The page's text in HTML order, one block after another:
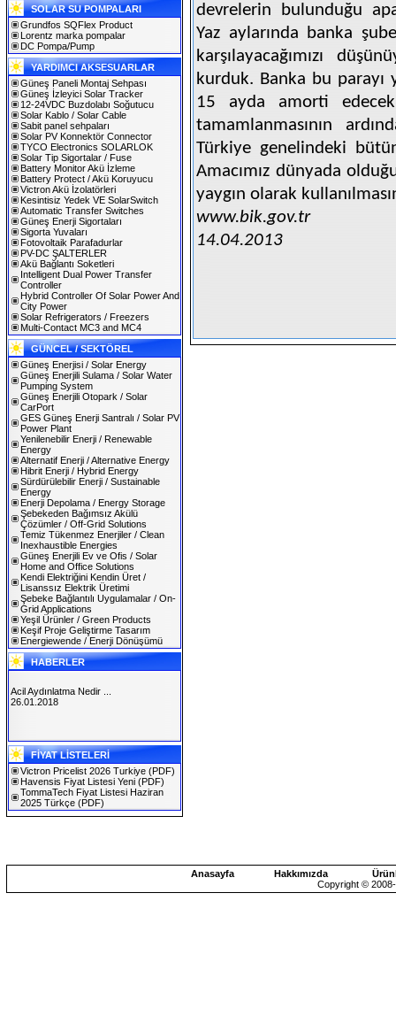
SOLAR SU POMPALARI
Grundfos SQFlex Product
Lorentz marka pompalar
DC Pompa/Pump
YARDIMCI AKSESUARLAR
Güneş Paneli Montaj Sehpası
Güneş İzleyici Solar Tracker
12-24VDC Buzdolabı Soğutucu
Solar Kablo / Solar Cable
Sabit panel sehpaları
Solar PV Konnektör Connector
TYCO Electronics SOLARLOK
Solar Tip Sigortalar / Fuse
Battery Monitor Akü İzleme
Battery Protect / Akü Koruyucu
Victron Akü İzolatörleri
Kesintisiz Yedek VE SolarSwitch
Automatic Transfer Switches
Güneş Enerji Sigortaları
Sigorta Yuvaları
Fotovoltaik Parafadurlar
PV-DC ŞALTERLER
Akü Bağlantı Soketleri
Intelligent Dual Power Transfer
Controller
Hybrid Controller Of Solar Power And
City Power
Solar Refrigerators / Freezers
Multi-Contact MC3 and MC4
GÜNCEL / SEKTÖREL
Güneş Enerjisi / Solar Energy
Güneş Enerjili Sulama / Solar Water
Pumping System
Güneş Enerjili Otopark / Solar
CarPort
GES Güneş Enerji Santralı / Solar PV
Power Plant
Yenilenebilir Enerji / Renewable
Energy
Alternatif Enerji / Alternative Energy
Hibrit Enerji / Hybrid Energy
Sürdürülebilir Enerji / Sustainable
Energy
Enerji Depolama / Energy Storage
Şebekeden Bağımsız Akülü
Çözümler / Off-Grid Solutions
Temiz Tükenmez Enerjiler / Clean
Inexhaustible Energies
Güneş Enerjili Ev ve Ofis / Solar
Home and Office Solutions
Kendi Elektriğini Kendin Üret /
Lisanssız Elektrik Üretimi
Şebeke Bağlantılı Uygulamalar / On-
Grid Applications
Yeşil Ürünler / Green Products
Keşif Proje Geliştirme Tasarım
Energiewende / Enerji Dönüşümü
HABERLER
SOLAREX ISTANBUL 2019
30.01.2019
Acil Aydınlatma Nedir ...
26.01.2018
FİYAT LİSTELERİ
Victron Pricelist 2026 Turkiye (PDF)
Havensis Fiyat Listesi Yeni (PDF)
TommaTech Fiyat Listesi Haziran
2025 Türkçe (PDF)
devrelerin bulunduğu
Yaz aylarında banka
karşılayacağımızı
kurduk. Banka bu parayı
15 ayda amorti
tamamlanmasının
Türkiye genelindeki
Amacımız dünyada
yaygın olarak
www.bik.gov.tr
14.04.2013
Anasayfa Hakkımızda
Copyright ©